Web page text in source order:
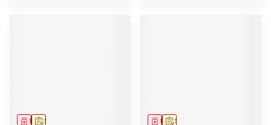
Sur prescription
Médicament Sur prescription
Médicament